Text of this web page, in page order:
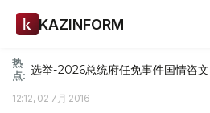
KAZINFORM
热
点: 选举-2026总统府任免事件国情咨文
12:12, 02 7月 2016